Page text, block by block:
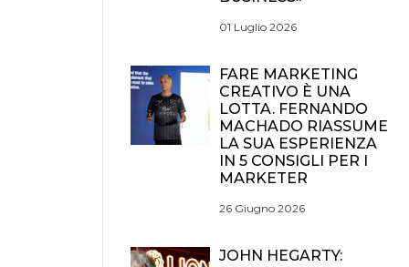
01 Luglio 2026
FARE MARKETING
CREATIVO È UNA
LOTTA. FERNANDO
MACHADO RIASSUME
LA SUA ESPERIENZA
IN 5 CONSIGLI PER I
MARKETER
26 Giugno 2026
JOHN HEGARTY: